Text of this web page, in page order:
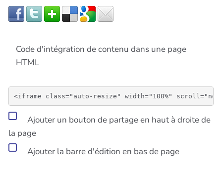
Code d'intégration de contenu dans une page
HTML
Ajouter un bouton de partage en haut à droite de
la page
Ajouter la barre d'édition en bas de page